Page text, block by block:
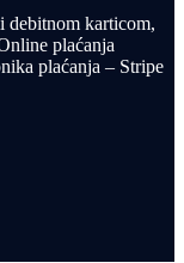
debitnom karticom,
plaćanja
plaćanja – Stripe